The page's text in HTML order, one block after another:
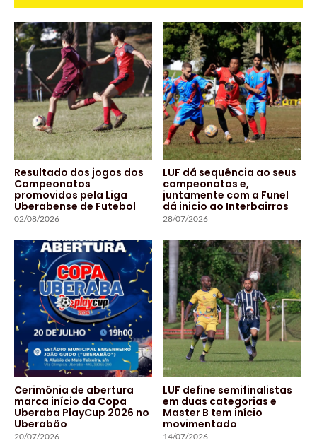
Resultado dos jogos dos
Campeonatos
promovidos pela Liga
Uberabense de Futebol
02/08/2026
LUF dá sequência ao seus
campeonatos e,
juntamente com a Funel
dá inicio ao Interbairros
28/07/2026
Cerimônia de abertura
marca início da Copa
Uberaba PlayCup 2026 no
Uberabão
20/07/2026
LUF define semifinalistas
em duas categorias e
Master B tem início
movimentado
14/07/2026